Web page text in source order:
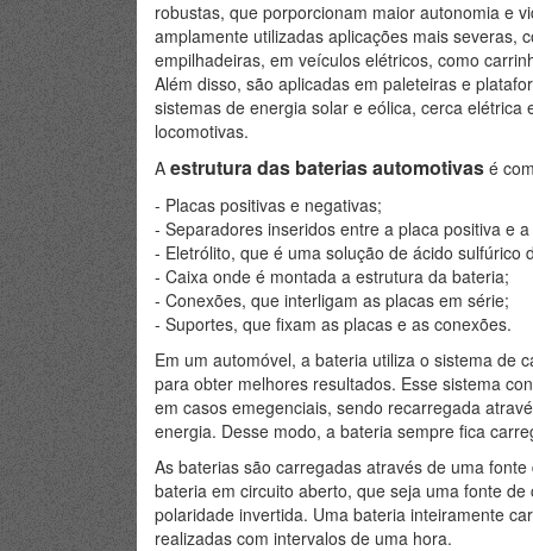
robustas, que porporcionam maior autonomia e
amplamente utilizadas aplicações mais severas,
empilhadeiras, em veículos elétricos, como
Além disso, são aplicadas em paleteiras e
sistemas de energia solar e eólica, cerca
locomotivas.
A estrutura das baterias automotivas é
- Placas positivas e negativas;
- Separadores inseridos entre a placa positiva e
- Eletrólito, que é uma solução de ácido
- Caixa onde é montada a estrutura da bateria;
- Conexões, que interligam as placas em série;
- Suportes, que fixam as placas e as conexões.
Em um automóvel, a bateria utiliza o sistema de
para obter melhores resultados. Esse sistema
em casos emegenciais, sendo recarregada
energia. Desse modo, a bateria sempre fica
As baterias são carregadas através de uma
bateria em circuito aberto, que seja uma fonte
polaridade invertida. Uma bateria inteiramente
realizadas com intervalos de uma hora.